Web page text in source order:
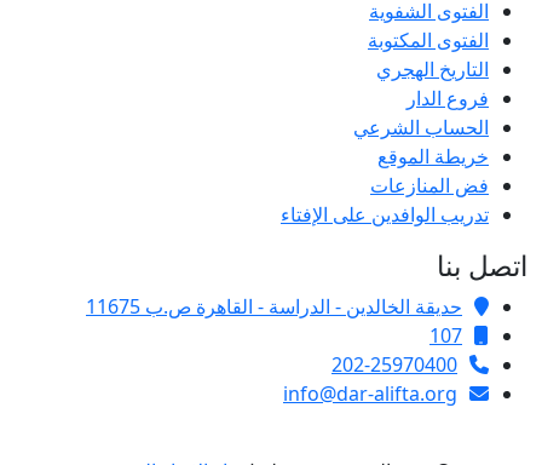
الفتوى الشفوية
الفتوى المكتوبة
التاريخ الهجري
فروع الدار
الحساب الشرعي
خريطة الموقع
فض المنازعات
تدريب الوافدين على الإفتاء
اتصل بنا
حديقة الخالدين - الدراسة - القاهرة ص.ب 11675
107
202-25970400
info@dar-alifta.org